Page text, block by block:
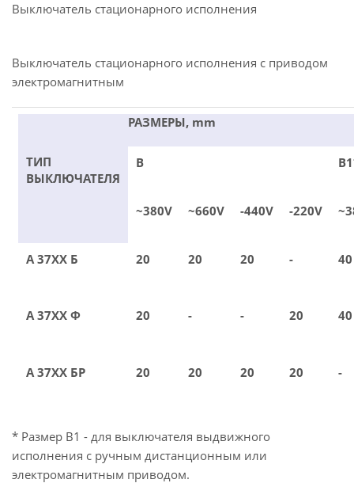
Выключатель стационарного исполнения
Выключатель стационарного исполнения с приводом
электромагнитным
ТИП
ВЫКЛЮЧАТЕЛЯ
РАЗМЕРЫ, mm
В
~380V ~660V -440V -220V
А 37ХХ Б 20 20 20 - 40
А 37ХХ Ф 20 - - 20 40
А 37ХХ БР 20 20 20 20 -
* Размер В1 - для выключателя выдвижного
исполнения с ручным дистанционным или
электромагнитным приводом.